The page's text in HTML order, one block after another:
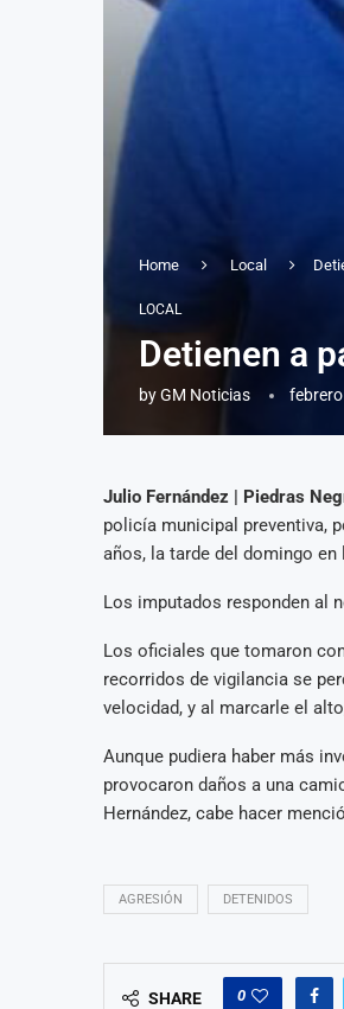
Home Local
LOCAL
Detienen a
byGM Noticias
Julio Fernández | Piedras
policía municipal preventiva,
años, la tarde del domingo
Los imputados responden al
Los oficiales que tomaron
recorridos de vigilancia se
velocidad, y al marcarle el
Aunque pudiera haber más
provocaron daños a una
Hernández, cabe hacer
AGRESIÓN DETENIDOS
SHARE 0